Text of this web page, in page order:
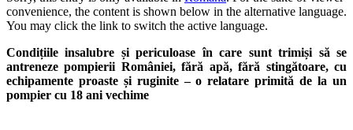
convenience, the content is shown below in the alternative language.
You may click the link to switch the active language.
Condițiile insalubre și periculoase în care sunt trimiși să se
antreneze pompierii României, fără apă, fără stingătoare, cu
echipamente proaste și ruginite – o relatare primită de la un
pompier cu 18 ani vechime